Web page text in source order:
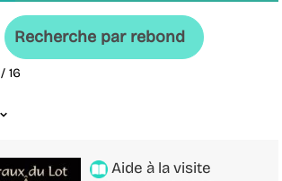
Recherche par rebond
/ 16
Aide à la visite